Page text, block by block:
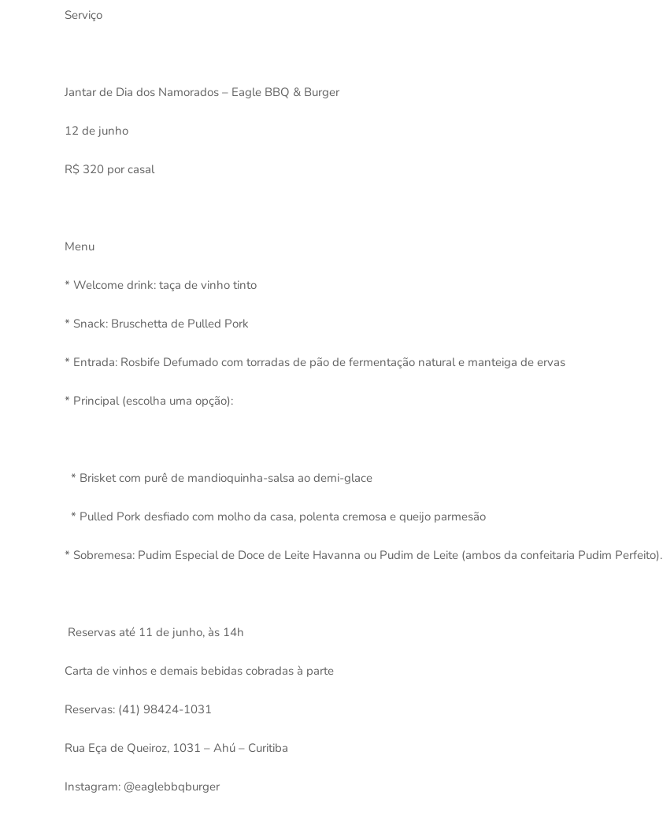
Serviço
Jantar de Dia dos Namorados – Eagle BBQ & Burger
12 de junho
R$ 320 por casal
Menu
* Welcome drink: taça de vinho tinto
* Snack: Bruschetta de Pulled Pork
* Entrada: Rosbife Defumado com torradas de pão de fermentação natural e manteiga de ervas
* Principal (escolha uma opção):
* Brisket com purê de mandioquinha-salsa ao demi-glace
* Pulled Pork desfiado com molho da casa, polenta cremosa e queijo parmesão
* Sobremesa: Pudim Especial de Doce de Leite Havanna ou Pudim de Leite (ambos da confeitaria Pudim Perfeito).
Reservas até 11 de junho, às 14h
Carta de vinhos e demais bebidas cobradas à parte
Reservas: (41) 98424-1031
Rua Eça de Queiroz, 1031 – Ahú – Curitiba
Instagram: @eaglebbqburger